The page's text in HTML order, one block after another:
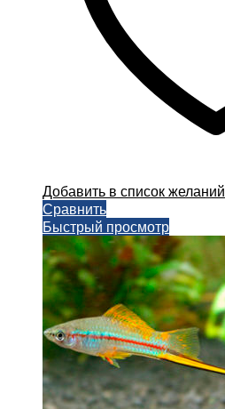
Добавить в список желаний
Сравнить
Быстрый просмотр